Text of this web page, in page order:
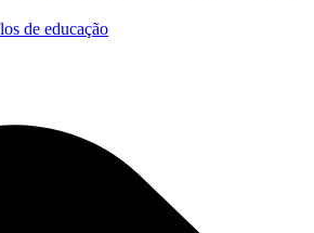
de educação